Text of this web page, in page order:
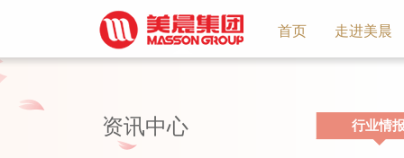
首页 走进美晨
资讯中心 行业情